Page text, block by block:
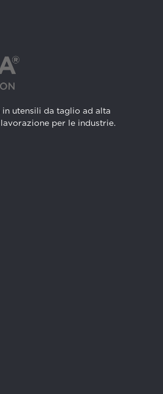
in utensili da taglio ad alta
per le industrie.